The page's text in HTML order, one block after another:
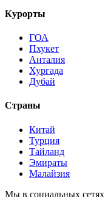
Курорты
ГОА
Пхукет
Анталия
Хургада
Дубай
Страны
Китай
Турция
Тайланд
Эмираты
Малайзия
Мы в социальных сетях